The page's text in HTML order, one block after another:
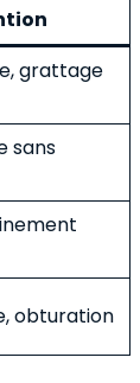
grattage
sans
obturation